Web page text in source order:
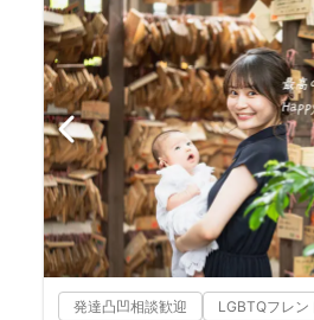
発達凸凹相談歓迎 LGBTQフレン